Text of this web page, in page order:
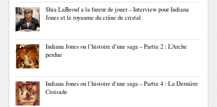
Shia LaBeouf a la fureur de jouer – Interview pour Indiana
Jones et le royaume du crâne de cristal
Indiana Jones ou l’histoire d’une saga – Partie 2 : L’Arche
perdue
Indiana Jones ou l’histoire d’une saga – Partie 4 : La Dernière
Croisade